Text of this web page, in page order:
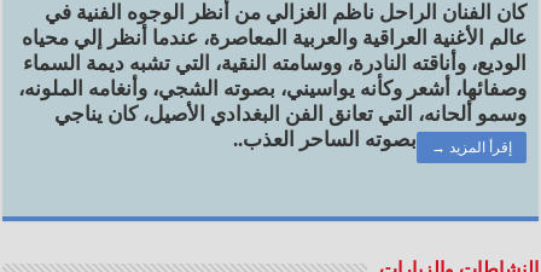
كان الفنان الراحل ناظم الغزالي من أنظر الوجوه الفنية في
عالم الأغنية العراقية والعربية المعاصرة، عندما أنظر إلي محياه
الوديع، وأناقته النادرة، ووسامته النقية، التي تشبه ديمة السماء
وصفائها، أشعر وكأنه يواسيني، بصوته الشجي، وأنغامه الملونه،
وسمو ألحانه، التي تعانق الفن البغدادي الأصيل، كان يناجي
بصوته الساحر العذب..
إقرأ المزيد →